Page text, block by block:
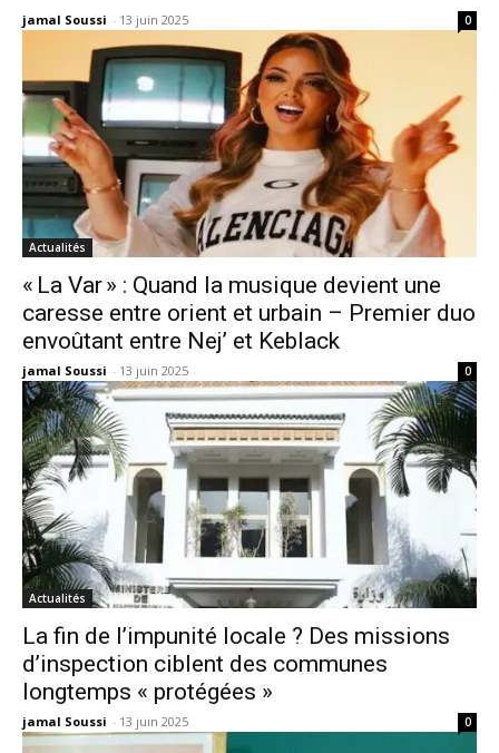
jamal Soussi - 13 juin 2025 0
Actualités
« La Var » : Quand la musique devient une
caresse entre orient et urbain – Premier duo
envoûtant entre Nej’ et Keblack
jamal Soussi - 13 juin 2025 0
Actualités
La fin de l’impunité locale ? Des missions
d’inspection ciblent des communes
longtemps « protégées »
jamal Soussi - 13 juin 2025 0